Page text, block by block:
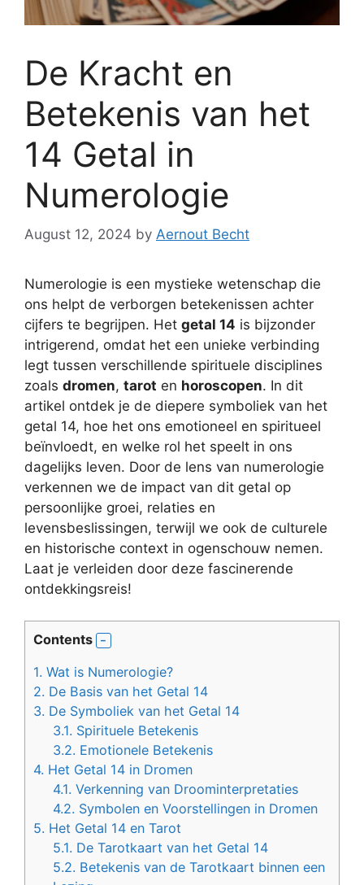
De Kracht en
Betekenis van het
14 Getal in
Numerologie
August 12, 2024 by Aernout Becht
Numerologie is een mystieke wetenschap die
ons helpt de verborgen betekenissen achter
cijfers te begrijpen. Het getal 14 is bijzonder
intrigerend, omdat het een unieke verbinding
legt tussen verschillende spirituele disciplines
zoals dromen, tarot en horoscopen. In dit
artikel ontdek je de diepere symboliek van het
getal 14, hoe het ons emotioneel en spiritueel
beïnvloedt, en welke rol het speelt in ons
dagelijks leven. Door de lens van numerologie
verkennen we de impact van dit getal op
persoonlijke groei, relaties en
levensbeslissingen, terwijl we ook de culturele
en historische context in ogenschouw nemen.
Laat je verleiden door deze fascinerende
ontdekkingsreis!
Contents
1. Wat is Numerologie?
2. De Basis van het Getal 14
3. De Symboliek van het Getal 14
3.1. Spirituele Betekenis
3.2. Emotionele Betekenis
4. Het Getal 14 in Dromen
4.1. Verkenning van Droominterpretaties
4.2. Symbolen en Voorstellingen in Dromen
5. Het Getal 14 en Tarot
5.1. De Tarotkaart van het Getal 14
5.2. Betekenis van de Tarotkaart binnen een